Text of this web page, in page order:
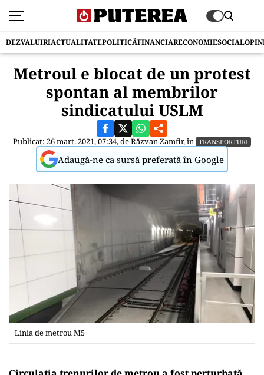
DEZVALUIRIACTUALITATEPOLITICĂFINANCIARECONOMIESOCIAL
Metroul e blocat de un protest
spontan al membrilor
sindicatului USLM
Publicat: 26 mart. 2021, 07:34, deRăzvan Zamfir, în TRANSPORTURI
Adaugă-ne ca sursă preferată în Google
Linia de metrou M5